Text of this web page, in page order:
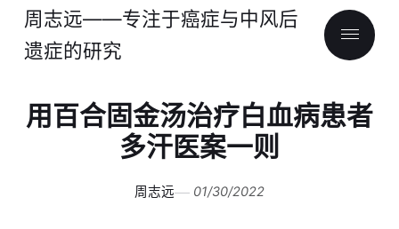
周志远——专注于癌症与中风后
遗症的研究
用百合固金汤治疗白血病患者
多汗医案一则
周志远 01/30/2022